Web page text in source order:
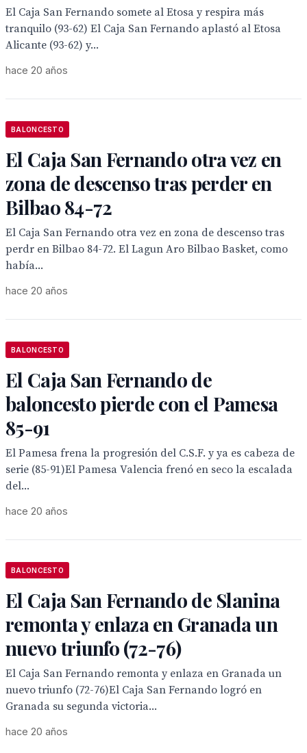
El Caja San Fernando somete al Etosa y respira más
tranquilo (93-62) El Caja San Fernando aplastó al Etosa
Alicante (93-62) y...
hace 20 años
BALONCESTO
El Caja San Fernando otra vez en
zona de descenso tras perder en
Bilbao 84-72
El Caja San Fernando otra vez en zona de descenso tras
perdr en Bilbao 84-72. El Lagun Aro Bilbao Basket, como
había...
hace 20 años
BALONCESTO
El Caja San Fernando de
baloncesto pierde con el Pamesa
85-91
El Pamesa frena la progresión del C.S.F. y ya es cabeza de
serie (85-91)El Pamesa Valencia frenó en seco la escalada
del...
hace 20 años
BALONCESTO
El Caja San Fernando de Slanina
remonta y enlaza en Granada un
nuevo triunfo (72-76)
El Caja San Fernando remonta y enlaza en Granada un
nuevo triunfo (72-76)El Caja San Fernando logró en
Granada su segunda victoria...
hace 20 años